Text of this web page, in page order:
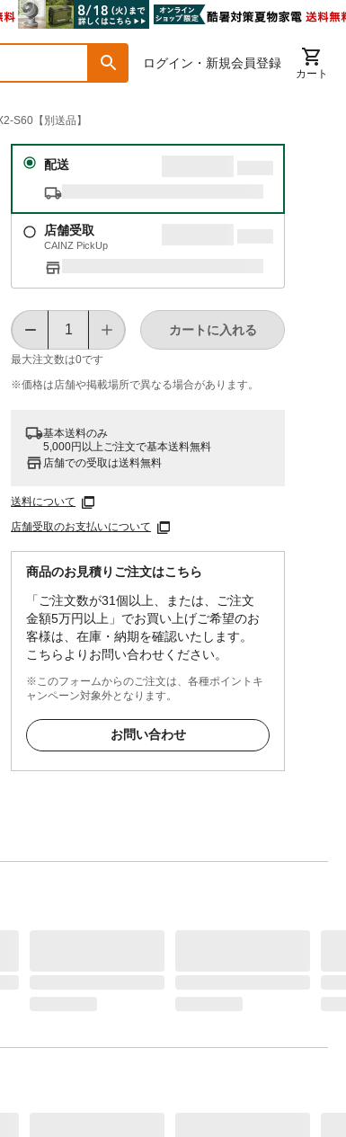
ログイン・新規会員登録
カート
S60【別送品】
配送
店舗受取
CAINZ PickUp
最大注文数は0です
カートに入れる
※価格は​店舗や​掲載場所で​異なる​場合が​あります。
基本送料のみ
5,000円以上ご注文で基本送料無料
店舗での受取は送料無料
送料について
店舗受取のお支払いについて
商品のお見積りご注文はこちら
「ご注文数が31個以上、または、ご注文
金額5万円以上」でお買い上げご希望のお
客様は、在庫・納期を確認いたします。
こちらよりお問い合わせください。
※このフォームからのご注文は、各種ポイントキ
ャンペーン対象外となります。
お問い合わせ